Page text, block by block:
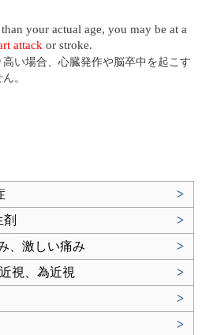
your actual age, you may be at a
attack or stroke.
い場合、心臓発作や脳卒中を起こす
。
>
>
、激しい痛み
>
視、為近視
>
>
>